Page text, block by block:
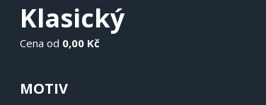
Klasický
Cena od 0,00 Kč
MOTIV